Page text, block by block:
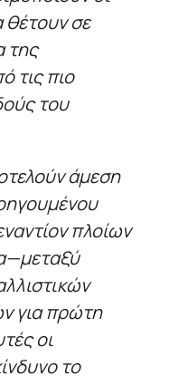
θέτουν σε
της
τις πιο
του
άμεση
πλοίων
για πρώτη
οι
το